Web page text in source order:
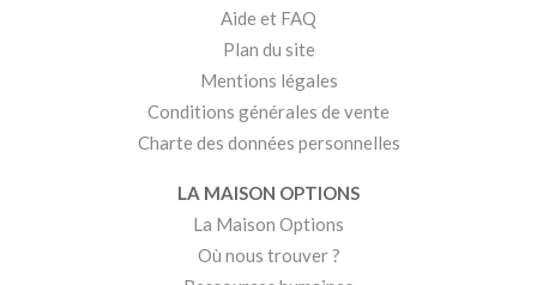
Aide et FAQ
Plan du site
Mentions légales
Conditions générales de vente
Charte des données personnelles
LA MAISON OPTIONS
La Maison Options
Où nous trouver ?